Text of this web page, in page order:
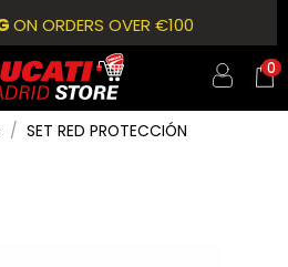
ON ORDERS OVER €100
0
SET RED PROTECCIÓN